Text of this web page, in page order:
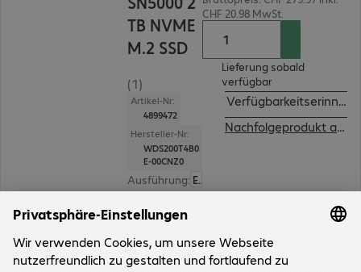
TB NVME
M.2 SSD
(1)
Artikel-Nr:
4899472
Hersteller-Nr:
WDS200T4B0
E-00CNZ0
Ausführung:
Europäisch
Kapazität:2 TB
Schnittstellen
Lesegeschwindigkeit (bis zu)
Einsatzbereich:PC, Notebook
CHF 20.98 MwSt.
Lieferung sobald
verfügbar
Nachfolgeprodukt ansehen
4 von 4 Ergebnissen